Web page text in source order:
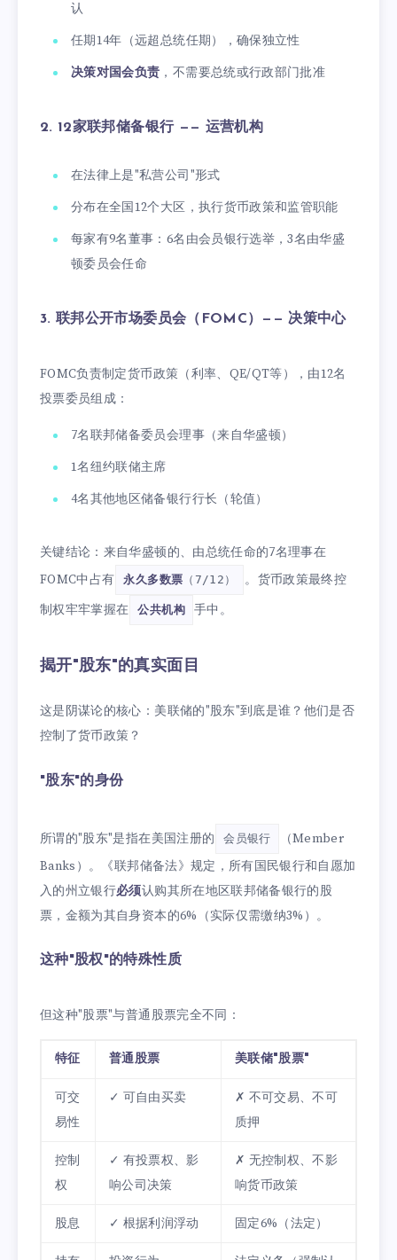
认
任期14年（远超总统任期），确保独立性
决策对国会负责 ，不需要总统或行政部门批准
2. 12家联邦储备银行 —— 运营机构
在法律上是"私营公司"形式
分布在全国12个大区，执行货币政策和监管职能
每家有9名董事：6名由会员银行选举，3名由华盛
顿委员会任命
3. 联邦公开市场委员会（FOMC）—— 决策中心
FOMC负责制定货币政策（利率、QE/QT等），由12名
投票委员组成：
7名联邦储备委员会理事（来自华盛顿）
1名纽约联储主席
4名其他地区储备银行行长（轮值）
关键结论：来自华盛顿的、由总统任命的7名理事在
FOMC中占有
永久多数票 （7/12）
。货币政策最终控
制权牢牢掌握在
公共机构 手中。
揭开"股东"的真实面目
这是阴谋论的核心：美联储的"股东"到底是谁？他们是否
控制了货币政策？
"股东"的身份
所谓的"股东"是指在美国注册的 会员银行
（Member
Banks）。《联邦储备法》规定，所有国民银行和自愿加
入的州立银行必须认购其所在地区联邦储备银行的股
票，金额为其自身资本的6%（实际仅需缴纳3%）。
这种"股权"的特殊性质
但这种"股票"与普通股票完全不同：
特征 普通股票 美联储"股票"
可交
易性
✓ 可自由买卖
✗ 不可交易、不可
质押
控制
权
✓ 有投票权、影
响公司决策
✗ 无控制权、不影
响货币政策
股息 ✓ 根据利润浮动 固定6%（法定）